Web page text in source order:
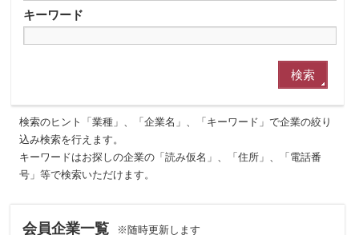
キーワード
検索のヒント「業種」、「企業名」、「キーワード」で企業の絞り
込み検索を行えます。
キーワードはお探しの企業の「読み仮名」、「住所」、「電話番
号」等で検索いただけます。
会員企業一覧 ※随時更新します